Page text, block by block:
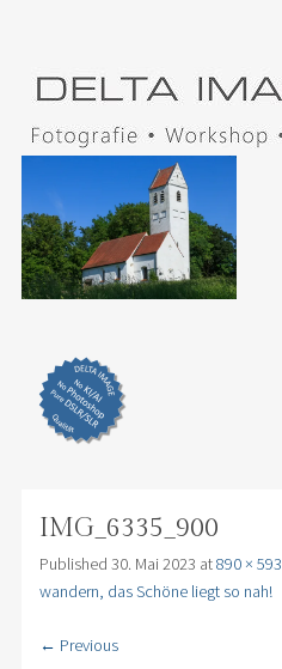
IMG_6335_900
Published 30. Mai 2023 at890 × 593
wandern, das Schöne liegt so nah!
← Previous